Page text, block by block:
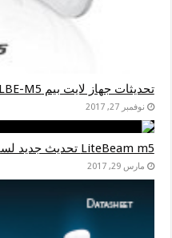
تحديثات جهاز لايت بيم LiteBeam_LBE-M5
نوفمبر 27, 2017
LiteBeam m5 تحديث جديد لسوفتويريحمل الاصدارة M5 6.0.3
مارس 29, 2017